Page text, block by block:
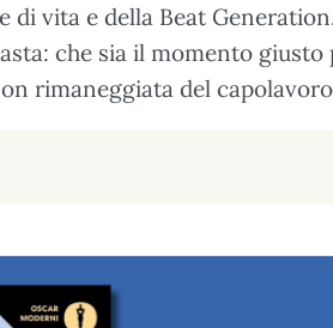
di vita e della Beat
che sia il momento giusto
rimaneggiata del